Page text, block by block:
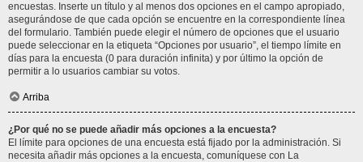
encuestas. Inserte un título y al menos dos opciones en el campo apropiado,
asegurándose de que cada opción se encuentre en la correspondiente línea
del formulario. También puede elegir el número de opciones que el usuario
puede seleccionar en la etiqueta “Opciones por usuario”, el tiempo límite en
días para la encuesta (0 para duración infinita) y por último la opción de
permitir a lo usuarios cambiar su votos.
Arriba
¿Por qué no se puede añadir más opciones a la encuesta?
El límite para opciones de una encuesta está fijado por la administración. Si
necesita añadir más opciones a la encuesta, comuníquese con La